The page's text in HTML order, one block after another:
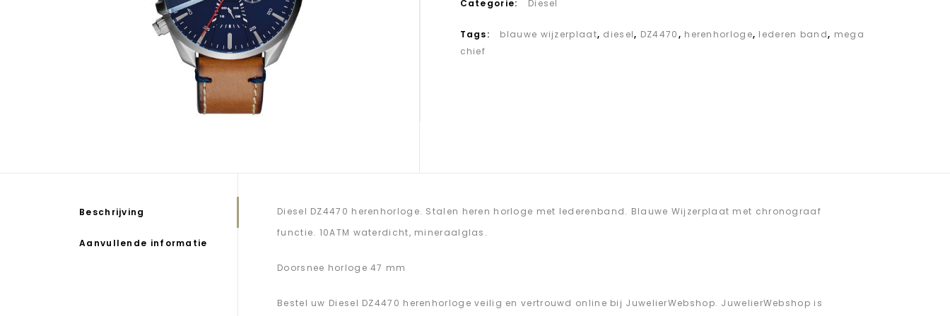
Categorie: Diesel
Tags: blauwe wijzerplaat, diesel, DZ4470, herenhorloge, lederen band, mega
chief
Beschrijving
Aanvullende informatie
Diesel DZ4470 herenhorloge. Stalen heren horloge met lederenband. Blauwe Wijzerplaat met chronograaf
functie. 10ATM waterdicht, mineraalglas.
Doorsnee horloge 47 mm
Bestel uw Diesel DZ4470 herenhorloge veilig en vertrouwd online bij JuwelierWebshop. JuwelierWebshop is